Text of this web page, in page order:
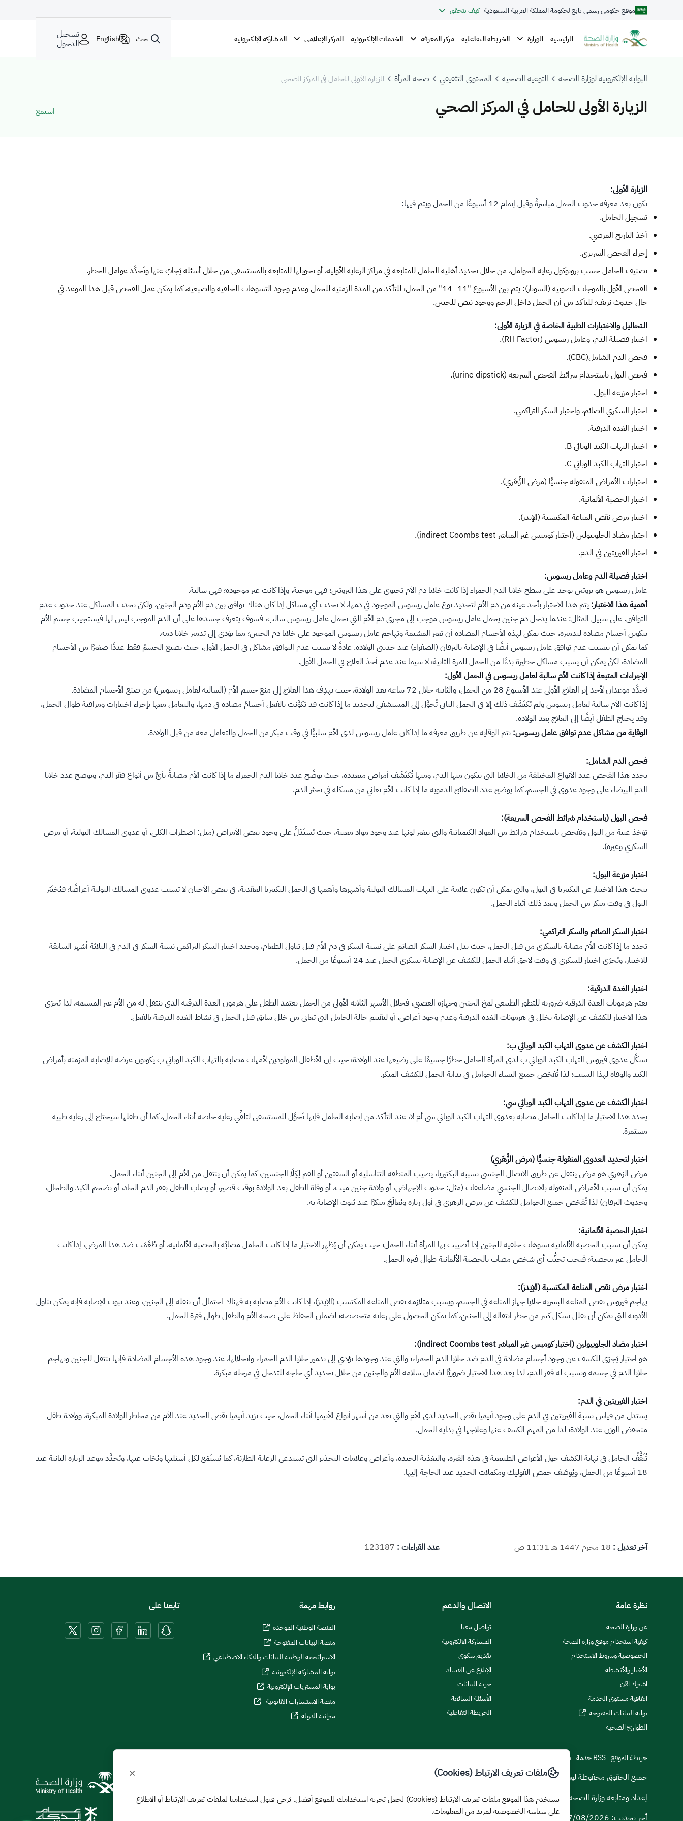
موقع حكومي رسمي تابع لحكومة المملكة العربية السعودية كيف تتحقق
الرئيسية الوزارة الخريطة التفاعلية مركز المعرفة الخدمات الإلكترونية المركز الإعلامي المشاركة الإلكترونية بحث English تسجيل
الدخول
البوابة الإلكترونية لوزارة الصحة التوعية الصحية المحتوى التثقيفي صحة المرأة الزيارة الأولى للحامل في المركز الصحي
الزيارة الأولى للحامل في المركز الصحي استمع
الزيارة الأولى:
تكون بعد معرفة حدوث الحمل مباشرةً وقبل إتمام 12 أسبوعًا من الحمل ويتم فيها:
تسجيل الحامل.
أخذ التاريخ المرضي.
إجراء الفحص السريري.
تصنيف الحامل حسب بروتوكول رعاية الحوامل، من خلال تحديد أهلية الحامل للمتابعة في مراكز الرعاية الأولية، أو تحويلها للمتابعة بالمستشفى من خلال أسئلة يُجابُ عنها وتُحدَّد عوامل الخطر.
الفحص الأول بالموجات الصوتية (السونار): يتم بين الأسبوع "11- 14" من الحمل؛ للتأكد من المدة الزمنية للحمل وعدم وجود التشوهات الخلقية والصبغية، كما يمكن عمل الفحص قبل هذا الموعد في
حال حدوث نزيف؛ للتأكد من أن الحمل داخل الرحم ووجود نبض للجنين.
الـتحاليل والاختبارات الطبية الخاصة في الزيارة الأولى:
اختبار فصيلة الدم، وعامل ريسوس (RH Factor).
فحص الدم الشامل(CBC).
فحص البول باستخدام شرائط الفحص السريعة (urine dipstick).
اختبار مزرعة البول.
اختبار السكري الصائم، واختبار السكر التراكمي.
اختبار الغدة الدرقية.
اختبار التهاب الكبد الوبائي B.
اختبار التهاب الكبد الوبائي C.
اختبارات الأمراض المنقولة جنسيًّا (مرض الزُّهَري).
اختبار الحصبة الألمانية.
اختبار مرض نقص المناعة المكتسبة (الإيدز).
اختبار مضاد الجلوبيولين (اختبار كومبس غير المباشر indirect Coombs test).
اختبار الفيريتين في الدم.
اختبار فصيلة الدم وعامل ريسوس:
عامل ريسوس هو بروتين يوجد على سطح خلايا الدم الحمراء إذا كانت خلايا دم الأم تحتوي على هذا البروتين؛ فهي موجبة، وإذا كانت غير موجودة؛ فهي سالبة.
أهمية هذا الاختبار: يتم هذا الاختبار بأخذ عينة من دم الأم لتحديد نوع عامل ريسوس الموجود في دمها، لا تحدث أي مشاكل إذا كان هناك توافق بين دم الأم ودم الجنين، ولكنْ تحدث المشاكل عند حدوث عدم
التوافق. على سبيل المثال: عندما يدخل دم جنين يحمل عامل ريسوس موجب إلى مجرى دم الأم التي تحمل عامل ريسوس سالب، فسوف يتعرف جسدها على أن الدم الموجب ليس لها فيستجيب جسم الأم
بتكوين أجسام مضادة لتدميره، حيث يمكن لهذه الأجسام المضادة أن تعبر المشيمة وتهاجم عامل ريسوس الموجود على خلايا دم الجنين؛ مما يؤدي إلى تدمير خلايا دمه.
كما يمكن أن يتسبب عدم توافق عامل ريسوس أيضًا في الإصابة باليرقان (الصفراء) عند حديثي الولادة. عادةً لا يسبب عدم التوافق مشاكل في الحمل الأول، حيث يصنع الجسمُ فقط عددًا صغيرًا من الأجسام
المضادة، لكنْ يمكن أن يسبب مشاكل خطيرة بدءًا من الحمل للمرة الثانية؛ لا سيما عند عدم أخذ العلاج في الحمل الأول.
الإجراءات المتبعة إذا كانت الأم سالبة لعامل ريسوس في الحمل الأول:
يُحدَّد موعدان لأخذ إبر العلاج الأولى عند الأسبوع 28 من الحمل، والثانية خلال 72 ساعة بعد الولادة، حيث يهدِف هذا العلاج إلى منع جسم الأم (السالبة لعامل ريسوس) من صنع الأجسام المضادة.
إذا كانت الأم سالبة لعامل ريسوس ولم يُكتَشَف ذلك إلا في الحمل الثاني تُحوَّل إلى المستشفى لتحديد ما إذا كانت قد تكوَّنت بالفعل أجسامٌ مضادة في دمها، والتعامل معها بإجراء اختبارات ومراقبة طوال الحمل،
وقد يحتاج الطفل أيضًا إلى العلاج بعد الولادة.
الوقاية من مشاكل عدم توافق عامل ريسوس: تتم الوقاية عن طريق معرفة ما إذا كان عامل ريسوس لدى الأم سلبيًّا في وقت مبكر من الحمل والتعامل معه من قبل الولادة.
فحص الدم الشامل:
يحدد هذا الفحص عدد الأنواع المختلفة من الخلايا التي يتكون منها الدم، ومنها تُكتَشَف أمراض متعددة، حيث يوضِّح عدد خلايا الدم الحمراء ما إذا كانت الأم مصابةً بأيٍّ من أنواع فقر الدم، ويوضح عدد خلايا
الدم البيضاء على وجود عدوى في الجسم، كما يوضح عدد الصفائح الدموية ما إذا كانت الأم تعاني من مشكلة في تخثر الدم.
فحص البول (باستخدام شرائط الفحص السريعة):
تؤخذ عينة من البول وتفحص باستخدام شرائط من المواد الكيميائية والتي يتغير لونها عند وجود مواد معينة، حيث يُستَدَلُّ على وجود بعض الأمراض (مثل: اضطراب الكلى، أو عدوى المسالك البولية، أو مرض
السكري وغيره).
اختبار مزرعة البول:
يبحث هذا الاختبار عن البكتيريا في البول، والتي يمكن أن تكون علامة على التهاب المسالك البولية وأشهرها وأهمها في الحمل البكتيريا العقدية، في بعض الأحيان لا تسبب عدوى المسالك البولية أعراضًا؛ فيُختَبَر
البول في وقت مبكر من الحمل وبعد ذلك أثناء الحمل.
اختبار السكر الصائم والسكر التراكمي:
تحدد ما إذا كانت الأم مصابة بالسكري من قبل الحمل، حيث يدل اختبار السكر الصائم على نسبة السكر في دم الأم قبل تناول الطعام، ويحدد اختبار السكر التراكمي نسبة السكر في الدم في الثلاثة أشهر السابقة
للاختبار، ويُجرَى اختبار للسكري في وقت لاحق أثناء الحمل للكشف عن الإصابة بسكري الحمل عند 24 أسبوعًا من الحمل.
اختبار الغدة الدرقية:
تعتبر هرمونات الغدة الدرقية ضرورية للتطور الطبيعي لمخ الجنين وجهازه العصبي، فخلال الأشهر الثلاثة الأولى من الحمل يعتمد الطفل على هرمون الغدة الدرقية الذي ينتقل له من الأم عبر المشيمة، لذا يُجرَى
هذا الاختبار للكشف عن الإصابة بخلل في هرمونات الغدة الدرقية وعدم وجود أعراض، أو لتقييم حالة الحامل التي تعاني من خلل سابق قبل الحمل في نشاط الغدة الدرقية بالفعل.
اختبار الكشف عن عدوى التهاب الكبد الوبائي ب:
تشكِّل عدوى فيروس التهاب الكبد الوبائي ب لدى المرأة الحامل خطرًا جسيمًا على رضيعها عند الولادة؛ حيث إن الأطفال المولودين لأمهات مصابة بالتهاب الكبد الوبائي ب يكونون عرضة للإصابة المزمنة بأمراض
الكبد والوفاة لهذا السبب؛ لذا تُفحَص جميع النساء الحوامل في بداية الحمل للكشف المبكر.
اختبار الكشف عن عدوى التهاب الكبد الوبائي سي:
يحدد هذا الاختبار ما إذا كانت الحامل مصابة بعدوى التهاب الكبد الوبائي سي أم لا، عند التأكد من إصابة الحامل فإنها تُحوَّل للمستشفى لتلقِّي رعاية خاصة أثناء الحمل، كما أن طفلها سيحتاج إلى رعاية طبية
مستمرة.
اختبار لتحديد العدوى المنقولة جنسيًّا (مرض الزُّهَري)
مرض الزهري هو مرض ينتقل عن طريق الاتصال الجنسي تسببه البكتيريا، يصيب المنطقة التناسلية أو الشفتين أو الفم لِكِلَا الجنسين، كما يمكن أن ينتقل من الأم إلى الجنين أثناء الحمل.
يمكن أن تسبب الأمراض المنقولة بالاتصال الجنسي مضاعفات (مثل: حدوث الإجهاض، أو ولادة جنين ميت، أو وفاة الطفل بعد الولادة بوقت قصير، أو يصاب الطفل بفقر الدم الحاد، أو تضخم الكبد والطحال،
وحدوث اليرقان) لذا تُفحَص جميع الحوامل للكشف عن مرض الزهري في أول زيارة ويُعالَجَ مبكرًا عند ثبوت الإصابة به.
اختبار الحصبة الألمانية:
يمكن أن تسبب الحصبة الألمانية تشوهات خلقية للجنين إذا أصيبت بها المرأة أثناء الحمل؛ حيث يمكن أن يُظهِر الاختبار ما إذا كانت الحامل مصابًة بالحصبة الألمانية، أو طُعِّمَت ضد هذا المرض، إذا كانت
الحامل غير محصنة؛ فيجب تجنُّب أي شخص مصاب بالحصبة الألمانية طوال فترة الحمل.
اختبار مرض نقص المناعة المكتسبة (الإيدز):
يهاجم فيروس نقص المناعة البشرية خلايا جهاز المناعة في الجسم، ويسبب متلازمة نقص المناعة المكتسب (الإيدز)، إذا كانت الأم مصابة به فهناك احتمال أن تنقله إلى الجنين، وعند ثبوت الإصابة فإنه يمكن تناول
الأدوية التي يمكن أن تقلل بشكل كبير من خطر انتقاله إلى الجنين، كما يمكن الحصول على رعاية متخصصة؛ لضمان الحفاظ على صحة الأم والطفل طوال فترة الحمل.
اختبار مضاد الجلوبيولين (اختبار كومبس غير المباشر indirect Coombs test):
هو اختبار يُجرَى للكشف عن وجود أجسام مضادة في الدم ضد خلايا الدم الحمراء؛ والتي عند وجودها تؤدي إلى تدمير خلايا الدم الحمراء وانحلالها، عند وجود هذه الأجسام المضادة فإنها تنتقل للجنين وتهاجم
خلايا الدم في جسمه وتسبب له فقر الدم، لذا يعد هذا الاختبار ضروريًّا لضمان سلامة الأم والجنين من خلال تحديد أي حاجة للتدخل في مرحلة مبكرة.
اختبار الفيريتين في الدم:
يستدل من قياس نسبة الفيريتين في الدم على وجود أنيميا نقص الحديد لدى الأم والتي تعد من أشهر أنواع الأنيميا أثناء الحمل، حيث تزيد أنيميا نقص الحديد عند الأم من مخاطر الولادة المبكرة، وولادة طفل
منخفض الوزن عند الولادة؛ لذا من المهم الكشف عنها وعلاجها في بداية الحمل.
تُثَقَّفُ الحامل في نهاية الكشف حول الأعراض الطبيعية في هذه الفترة، والتغذية الجيدة، وأعراض وعلامات التحذير التي تستدعي الرعاية الطارئة، كما يُستَمَع لكل أسئلتها ويُجَاب عنها، ويُحدَّد موعد الزيارة الثانية عند
18 أسبوعًا من الحمل، ويُوصَف حمض الفوليك ومكملات الحديد عند الحاجة إليها.
آخر تعديل : 18 محرم 1447 هـ 11:31 ص عدد القراءات : 123187
نظرة عامة
عن وزارة الصحة
كيفية استخدام موقع وزارة الصحة
الخصوصية وشروط الاستخدام
الأخبار والأنشطة
اشترك الآن
اتفاقية مستوى الخدمة
بوابة البيانات المفتوحة
الطوارئ الصحية
الاتصال والدعم
تواصل معنا
المشاركة الالكترونية
تقديم شكوى
الإبلاغ عن الفساد
حريه البيانات
الأسئلة الشائعة
الخريطة التفاعلية
روابط مهمة
المنصة الوطنية الموحدة
منصة البيانات المفتوحة
الاستراتيجية الوطنية للبيانات والذكاء الاصطناعي
بوابة المشاركة الإلكترونية
بوابة المشتريات الإلكترونية
منصة الاستشارات القانونية
ميزانية الدولة
تابعنا على
خريطة الموقع RSS خدمة تطبيقات الجوال
© جميع الحقوق محفوظة لوزارة الصحة2026
إعداد ومتابعة وزارة الصحة
أخر تحديث: 07/08/2026
ملفات تعريف الارتباط (Cookies) ×
يستخدم هذا الموقع ملفات تعريف الارتباط (Cookies) لجعل تجربة استخدامك للموقع أفضل. يُرجى قبول استخدامنا لملفات تعريف الارتباط أو الاطلاع
على سياسة الخصوصية لمزيد من المعلومات.